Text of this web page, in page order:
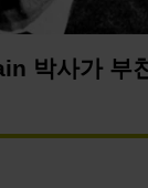
박사가 부